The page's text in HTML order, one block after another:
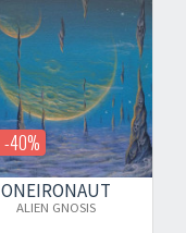
-40%
ONEIRONAUT
ALIEN GNOSIS